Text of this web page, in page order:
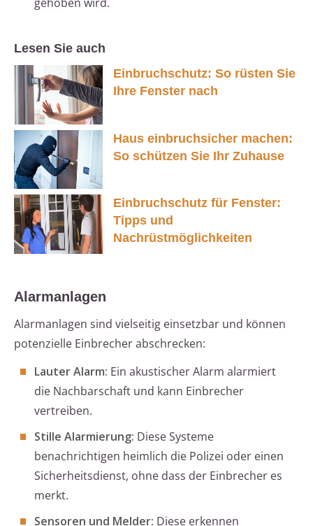
Lesen Sie auch
Einbruchschutz: So rüsten Sie
Ihre Fenster nach
Haus einbruchsicher machen:
So schützen Sie Ihr Zuhause
Einbruchschutz für Fenster:
Tipps und
Nachrüstmöglichkeiten
Alarmanlagen
Alarmanlagen sind vielseitig einsetzbar und können
potenzielle Einbrecher abschrecken:
Lauter Alarm: Ein akustischer Alarm alarmiert
die Nachbarschaft und kann Einbrecher
vertreiben.
Stille Alarmierung: Diese Systeme
benachrichtigen heimlich die Polizei oder einen
Sicherheitsdienst, ohne dass der Einbrecher es
merkt.
Sensoren und Melder: Diese erkennen